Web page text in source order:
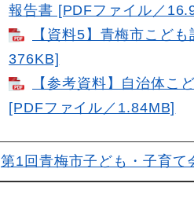
報告書 [PDFファイル／
【資料5】青梅市こど
376KB]
【参考資料】自治体こ
[PDFファイル／1.84MB]
第1回青梅市子ども・子育